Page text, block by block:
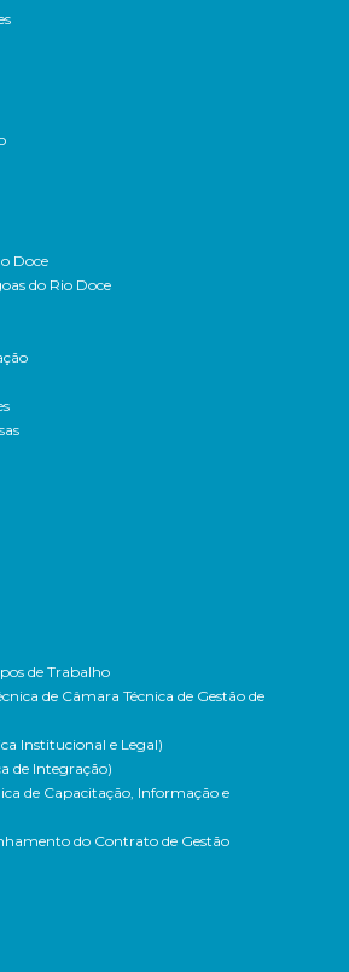
Doce
do Rio Doce
de Trabalho
de Câmara Técnica de Gestão de
Institucional e Legal)
de Integração)
de Capacitação, Informação e
do Contrato de Gestão